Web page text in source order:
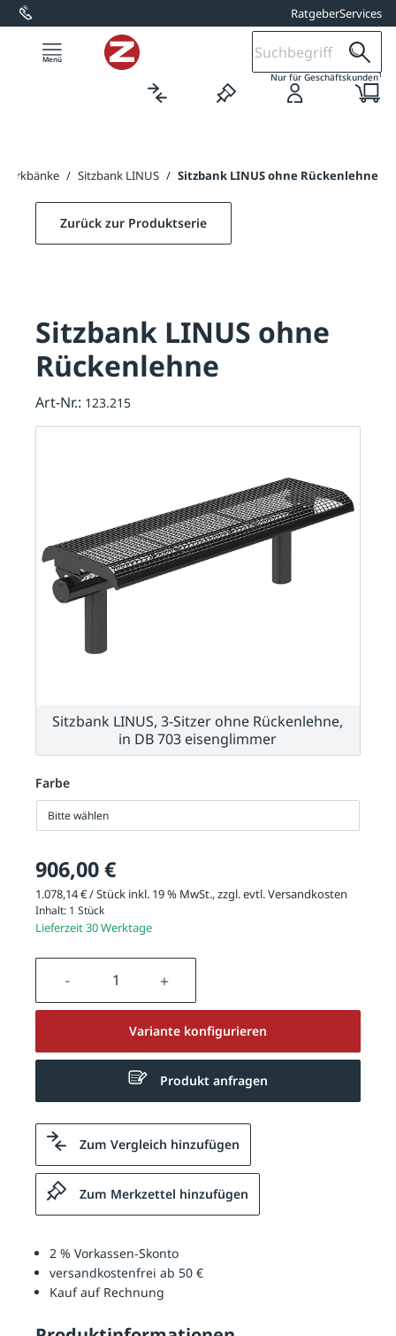
springen RatgeberServices
Nur für Geschäftskunden1
Parkbänke / Sitzbank LINUS / Sitzbank LINUS ohne Rückenlehne
Farbe
Bitte wählen
906,00 €
1.078,14 € / Stück inkl. 19 % MwSt., zzgl. evtl.Versandkosten
Inhalt: 1 Stück
Lieferzeit 30 Werktage
Produkt Anzahl: Gib den
Variante konfigurieren
Produkt anfragen
Zum Vergleich hinzufügen
Zum Merkzettel hinzufügen
2 % Vorkassen-Skonto
versandkostenfrei ab 50 €
Kauf auf Rechnung
Zurück zur Produktserie
Sitzbank LINUS ohne
Rückenlehne
Art-Nr.: 123.215
Sitzbank LINUS, 3-Sitzer ohne Rückenlehne,
in DB 703 eisenglimmer